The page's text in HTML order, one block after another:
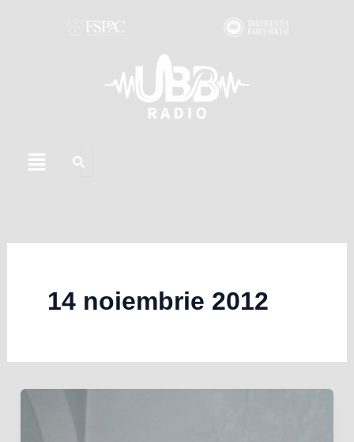
Menu
14 noiembrie 2012